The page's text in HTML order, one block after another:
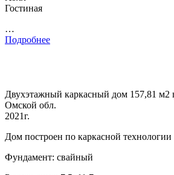
Гостиная
…
Подробнее
Двухэтажный каркасный дом 157,81
Омской обл.
2021г.
Дом построен по каркасной технологии
Фундамент: свайный